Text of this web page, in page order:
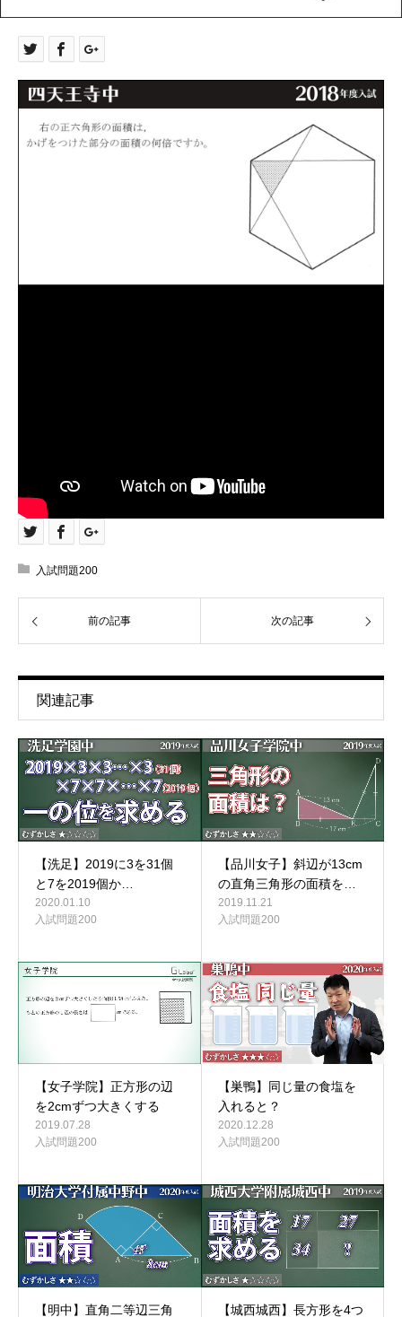
入試問題200
前の記事 次の記事
関連記事
【洗足】2019に3を31個
と7を2019個か…
2020.01.10
入試問題200
【品川女子】斜辺が13cm
の直角三角形の面積を…
2019.11.21
入試問題200
【女子学院】正方形の辺
を2cmずつ大きくする
2019.07.28
入試問題200
【巣鴨】同じ量の食塩を
入れると？
2020.12.28
入試問題200
【明中】直角二等辺三角 【城西城西】長方形を4つ